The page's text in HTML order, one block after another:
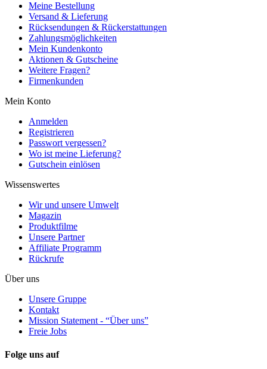
Meine Bestellung
Versand & Lieferung
Rücksendungen & Rückerstattungen
Zahlungsmöglichkeiten
Mein Kundenkonto
Aktionen & Gutscheine
Weitere Fragen?
Firmenkunden
Mein Konto
Anmelden
Registrieren
Passwort vergessen?
Wo ist meine Lieferung?
Gutschein einlösen
Wissenswertes
Wir und unsere Umwelt
Magazin
Produktfilme
Unsere Partner
Affiliate Programm
Rückrufe
Über uns
Unsere Gruppe
Kontakt
Mission Statement - “Über uns”
Freie Jobs
Folge uns auf